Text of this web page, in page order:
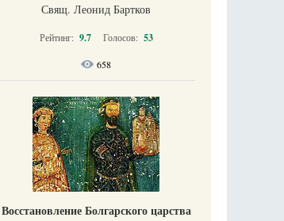
Свящ. Леонид Бартков
Рейтинг: 9.7 Голосов: 53
658
Восстановление Болгарского царства